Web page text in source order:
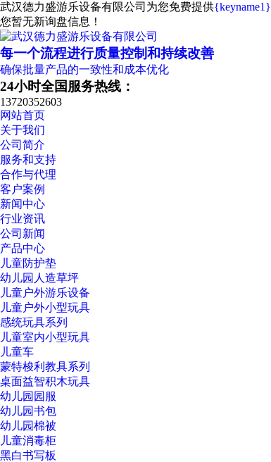
武汉德力盛游乐设备有限公司为您免费提供{keyname1}
您暂无新询盘信息！
每一个流程进行质量控制和持续改善
确保批量产品的一致性和成本优化
24小时全国服务热线：
13720352603
网站首页
关于我们
公司简介
服务和支持
合作与代理
客户案例
新闻中心
行业资讯
公司新闻
产品中心
儿童防护垫
幼儿园人造草坪
儿童户外游乐设备
儿童户外小型玩具
感统玩具系列
儿童室内小型玩具
儿童车
蒙特梭利教具系列
桌面益智积木玩具
幼儿园园服
幼儿园书包
幼儿园棉被
儿童消毒柜
黑白书写板